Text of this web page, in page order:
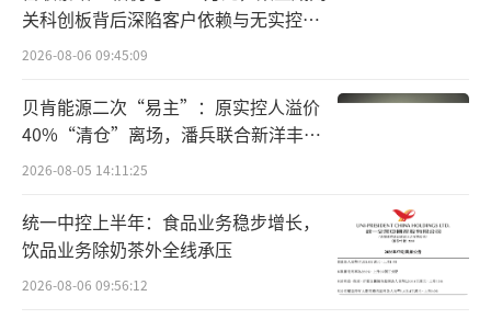
关科创板背后深陷客户依赖与无实控人
困局
2026-08-06 09:45:09
贝肯能源二次“易主”：原实控人溢价
40%“清仓”离场，潘兵联合新洋丰、
宏科百世拟入主
2026-08-05 14:11:25
统一中控上半年：食品业务稳步增长，
饮品业务除奶茶外全线承压
2026-08-06 09:56:12